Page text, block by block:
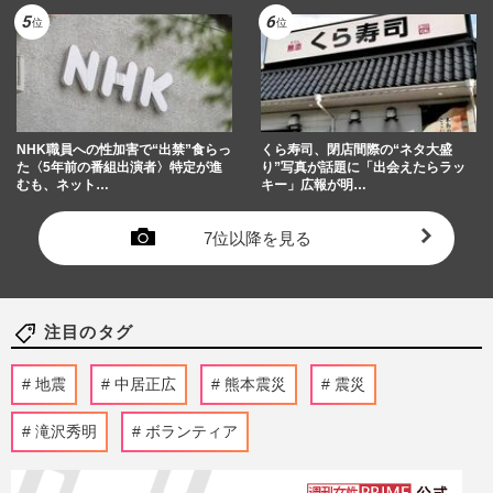
NHK職員への性加害で“出禁”食らっ
た〈5年前の番組出演者〉特定が進
むも、ネット…
くら寿司、閉店間際の“ネタ大盛
り”写真が話題に「出会えたらラッ
キー」広報が明…
7位以降を見る
注目のタグ
地震 中居正広 熊本震災 震災
滝沢秀明 ボランティア